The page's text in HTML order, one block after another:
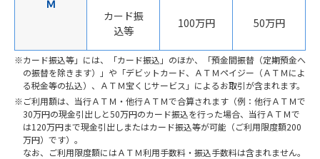
Ｍ
カード振
込等
100万円 50万円
カード振込等」には、「カード振込」のほか、「預金間振替（定期預金へ
の振替を除きます）」や「デビットカード、ＡＴＭペイジー（ＡＴＭによ
る税金等の払込）、ＡＴＭ宝くじサービス」によるお取引が含まれます。
ご利用額は、当行ＡＴＭ・他行ＡＴＭで合算されます（例：他行ＡＴＭで
30万円の現金引出しと50万円のカード振込を行った場合、当行ＡＴＭで
は120万円まで現金引出しまたはカード振込等が可能（ご利用限度額200
万円）です）。
なお、ご利用限度額にはＡＴＭ利用手数料・振込手数料は含まれません。